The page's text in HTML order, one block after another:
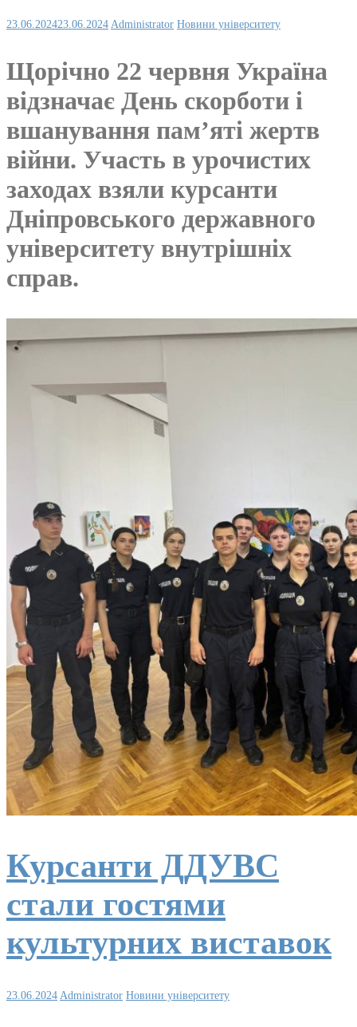
23.06.202423.06.2024 Administrator Новини університету
Щорічно 22 червня Україна
відзначає День скорботи і
вшанування пам’яті жертв
війни. Участь в урочистих
заходах взяли курсанти
Дніпровського державного
університету внутрішніх
справ.
Курсанти ДДУВС
стали гостями
культурних виставок
23.06.2024 Administrator Новини університету